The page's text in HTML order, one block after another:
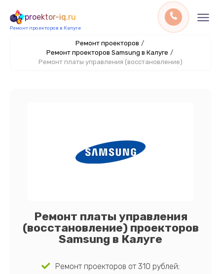
proektor-iq.ru
Ремонт проекторов в Калуге
Ремонт проекторов /
Ремонт проекторов Samsung в Калуге /
Ремонт платы управления (восстановление)
Ремонт платы управления
(восстановление) проекторов
Samsung в Калуге
Ремонт проекторов от 310 рублей;